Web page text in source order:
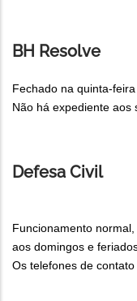
BH Resolve
Fechado na quinta-
Não há expediente aos
Defesa Civil
Funcionamento
aos domingos e
Os telefones de